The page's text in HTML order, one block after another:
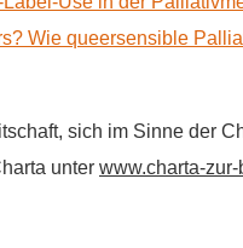
Wie queersensible
sich im Sinne der
unter www.charta-